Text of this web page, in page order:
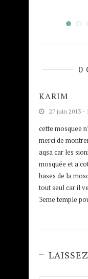
0
KARIM
27 juin 2013 -
cette mosquee
merci de
aqsa car les
mosquée et a
bases de la
tout seul car il
3eme temple